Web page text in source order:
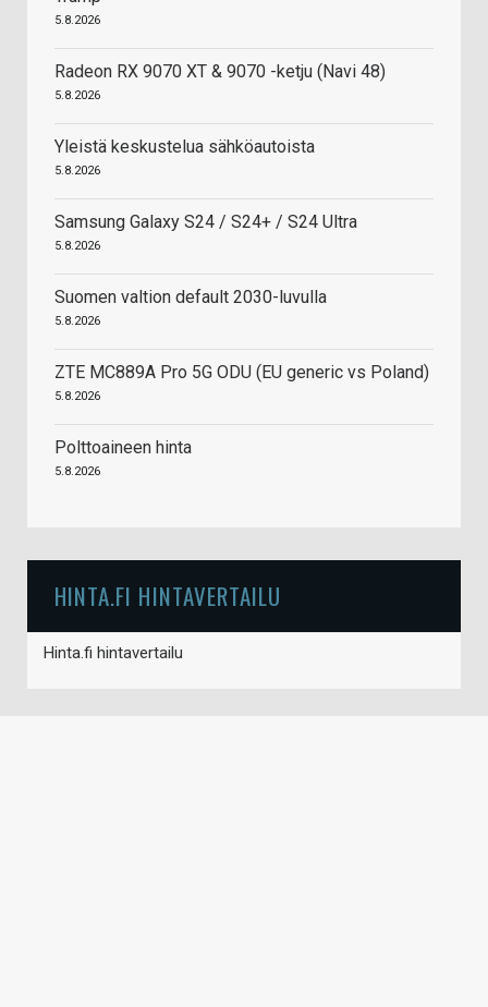
5.8.2026
Radeon RX 9070 XT & 9070 -ketju (Navi 48)
5.8.2026
Yleistä keskustelua sähköautoista
5.8.2026
Samsung Galaxy S24 / S24+ / S24 Ultra
5.8.2026
Suomen valtion default 2030-luvulla
5.8.2026
ZTE MC889A Pro 5G ODU (EU generic vs Poland)
5.8.2026
Polttoaineen hinta
5.8.2026
HINTA.FI HINTAVERTAILU
Hinta.fi hintavertailu